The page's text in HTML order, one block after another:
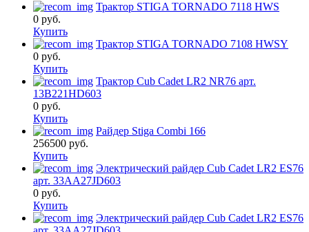
Трактор STIGA TORNADO 7118 HWS
0 руб.
Купить
Трактор STIGA TORNADO 7108 HWSY
0 руб.
Купить
Трактор Cub Cadet LR2 NR76 арт.
13B221HD603
0 руб.
Купить
Райдер Stiga Combi 166
256500 руб.
Купить
Электрический райдер Cub Cadet LR2 ES76
арт. 33AA27JD603
0 руб.
Купить
Электрический райдер Cub Cadet LR2 ES76